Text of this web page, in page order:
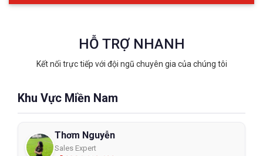
HỖ TRỢ NHANH
Kết nối trực tiếp với đội ngũ chuyên gia của chúng tôi
Khu Vực Miền Nam
Thơm Nguyễn
Sales Expert